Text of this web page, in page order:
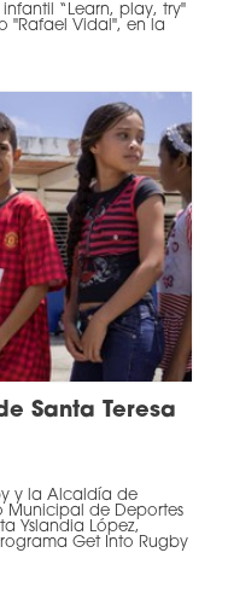
“Learn, play, try"
"Rafael Vidal", en la
Santa Teresa
y la Alcaldía de
Municipal de Deportes
Yslandia López,
Get Into Rugby